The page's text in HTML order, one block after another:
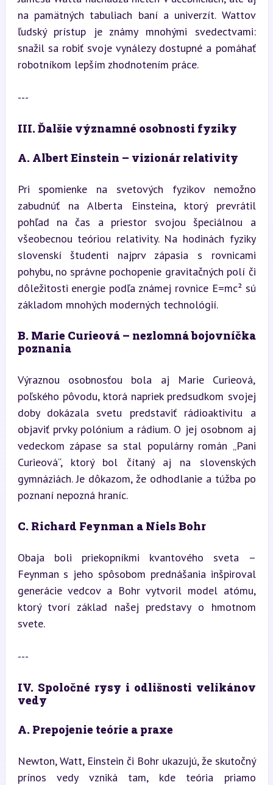
na pamätných tabuliach baní a univerzít. Wattov
ľudský prístup je známy mnohými svedectvami:
snažil sa robiť svoje vynálezy dostupné a pomáhať
robotníkom lepším zhodnotením práce.
---
III. Ďalšie významné osobnosti fyziky
A. Albert Einstein – vizionár relativity
Pri spomienke na svetových fyzikov nemožno
zabudnúť na Alberta Einsteina, ktorý prevrátil
pohľad na čas a priestor svojou špeciálnou a
všeobecnou teóriou relativity. Na hodinách fyziky
slovenskí študenti najprv zápasia s rovnicami
pohybu, no správne pochopenie gravitačných polí či
dôležitosti energie podľa známej rovnice E=mc² sú
základom mnohých moderných technológií.
B. Marie Curieová – nezlomná bojovníčka
poznania
Výraznou osobnosťou bola aj Marie Curieová,
poľského pôvodu, ktorá napriek predsudkom svojej
doby dokázala svetu predstaviť rádioaktivitu a
objaviť prvky polónium a rádium. O jej osobnom aj
vedeckom zápase sa stal populárny román „Pani
Curieová“, ktorý bol čítaný aj na slovenských
gymnáziách. Je dôkazom, že odhodlanie a túžba po
poznaní nepozná hraníc.
C. Richard Feynman a Niels Bohr
Obaja boli priekopníkmi kvantového sveta –
Feynman s jeho spôsobom prednášania inšpiroval
generácie vedcov a Bohr vytvoril model atómu,
ktorý tvorí základ našej predstavy o hmotnom
svete.
---
IV. Spoločné rysy i odlišnosti velikánov
vedy
A. Prepojenie teórie a praxe
Newton, Watt, Einstein či Bohr ukazujú, že skutočný
prínos vedy vzniká tam, kde teória priamo